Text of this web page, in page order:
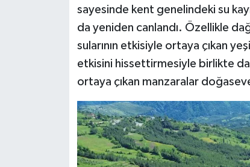
sayesinde kent genelindeki su
da yeniden canlandı. Özellikle
sularının etkisiyle ortaya çıkan
etkisini hissettirmesiyle birlikte
ortaya çıkan manzaralar